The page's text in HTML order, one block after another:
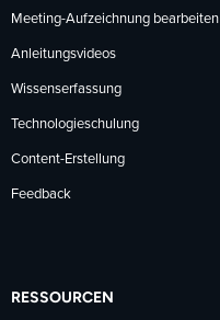
Meeting-Aufzeichnung bearbeiten
Anleitungsvideos
Wissenserfassung
Technologieschulung
Content-Erstellung
Feedback
RESSOURCEN